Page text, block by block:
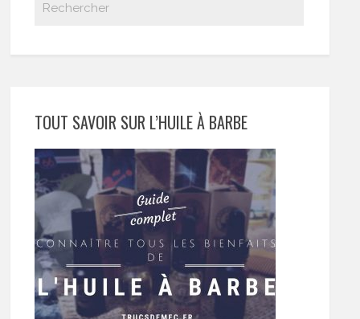
TOUT SAVOIR SUR L’HUILE À BARBE